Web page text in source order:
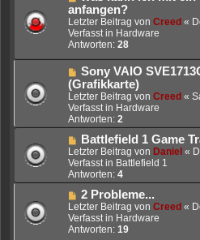
g
B
e
i
t
r
a
g
e
u
e
r
B
e
t
r
a
g
anfangen?
Letzter Beitrag von Creed «
Verfasst in Hardware
Antworten: 28
N
e
u
e
r
B
e
i
t
r
a
g
Sony VAIO
(Grafikkarte)
Letzter Beitrag von Creed «
Verfasst in Hardware
Antworten: 2
N
e
u
e
r
B
e
i
t
Battlefield 1 Game
Letzter Beitrag von Daniel «
Verfasst in Battlefield 1
Antworten: 4
N
e
u
e
2 Probleme...
Letzter Beitrag von Creed «
Verfasst in Hardware
Antworten: 19